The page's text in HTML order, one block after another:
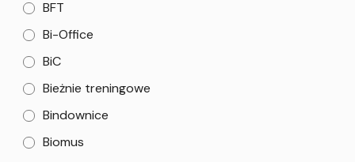
BFT
Bi-Office
BiC
Bieżnie treningowe
Bindownice
Biomus